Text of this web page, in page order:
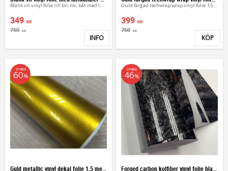
Blank vit vinyl folie till bil, mc, båt med luftkanaler
349 KR
750 KR
Lägg till i favoriter
INFO
Guld färgad techwrap wrap vinyl folie 1,5 meter
399 KR
750 KR
KÖP
SPARA
60%
SPARA
46%